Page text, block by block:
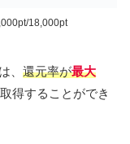
18,000pt
、 還元率が最大
得することができ